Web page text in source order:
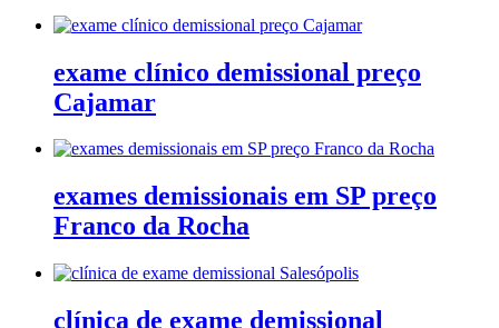
exame clínico demissional preço
Cajamar
exames demissionais em SP preço
Franco da Rocha
clínica de exame demissional